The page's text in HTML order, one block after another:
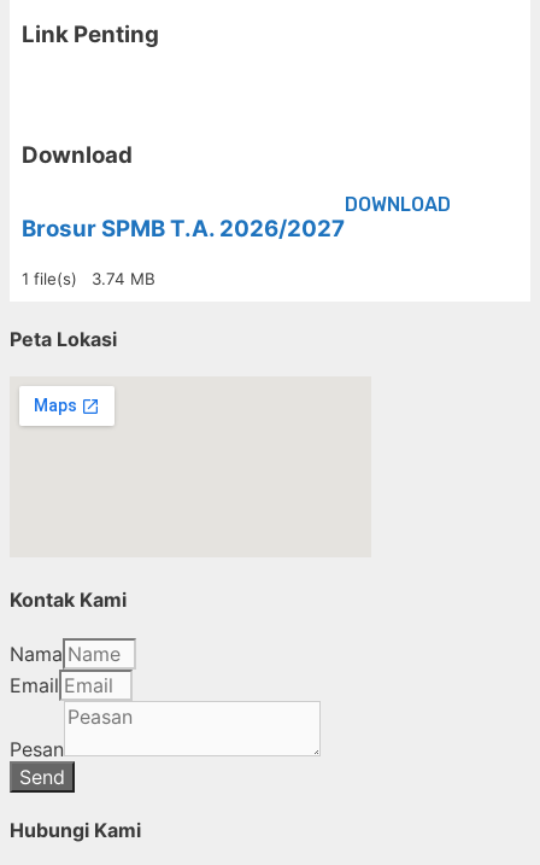
Link Penting
Download
Brosur SPMB T.A. 2026/2027
1 file(s) 3.74 MB
DOWNLOAD
Peta Lokasi
Kontak Kami
Nama
Email
Pesan
Send
Hubungi Kami